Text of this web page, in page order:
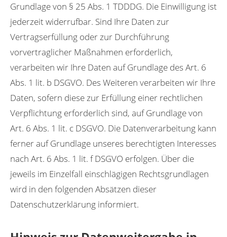
Grundlage von § 25 Abs. 1 TDDDG. Die Einwilligung ist
jederzeit widerrufbar. Sind Ihre Daten zur
Vertragserfüllung oder zur Durchführung
vorvertraglicher Maßnahmen erforderlich,
verarbeiten wir Ihre Daten auf Grundlage des Art. 6
Abs. 1 lit. b DSGVO. Des Weiteren verarbeiten wir Ihre
Daten, sofern diese zur Erfüllung einer rechtlichen
Verpflichtung erforderlich sind, auf Grundlage von
Art. 6 Abs. 1 lit. c DSGVO. Die Datenverarbeitung kann
ferner auf Grundlage unseres berechtigten Interesses
nach Art. 6 Abs. 1 lit. f DSGVO erfolgen. Über die
jeweils im Einzelfall einschlägigen Rechtsgrundlagen
wird in den folgenden Absätzen dieser
Datenschutzerklärung informiert.